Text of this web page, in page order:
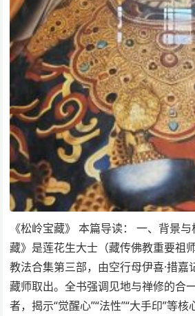
《松岭宝藏》 本篇导读： 一、背景
藏》是莲花生大士（藏传佛教重要祖
教法合集第三部，由空行母伊喜·措嘉
藏师取出。全书强调见地与禅修的合
者，揭示“觉醒心”“法性”“大手印”等